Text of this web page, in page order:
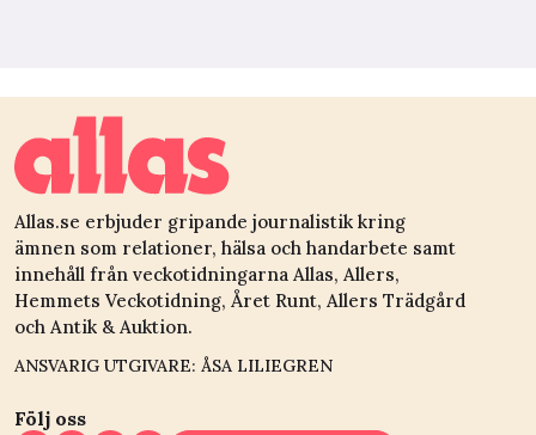
Allas.se erbjuder gripande journalistik kring
ämnen som relationer, hälsa och handarbete samt
innehåll från veckotidningarna Allas, Allers,
Hemmets Veckotidning, Året Runt, Allers Trädgård
och Antik & Auktion.
ANSVARIG UTGIVARE: ÅSA LILIEGREN
Följ oss